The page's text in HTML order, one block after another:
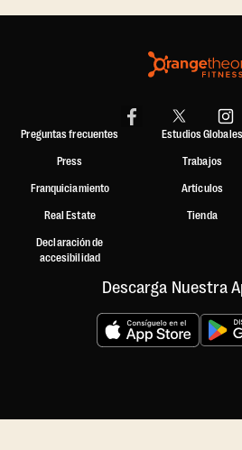
Preguntas frecuentes
Press
Franquiciamiento
Real Estate
Declaración de
accesibilidad
Estudios Globales
Trabajos
Artículos
Tienda
Descarga Nuestra